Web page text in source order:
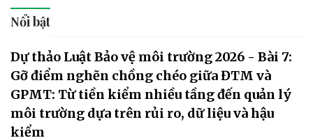
Nổi bật
Dự thảo Luật Bảo vệ môi trường 2026 - Bài 7:
Gỡ điểm nghẽn chồng chéo giữa ĐTM và
GPMT: Từ tiền kiểm nhiều tầng đến quản lý
môi trường dựa trên rủi ro, dữ liệu và hậu
kiểm